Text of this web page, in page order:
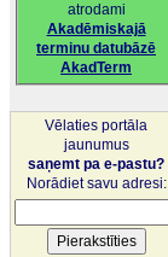
atrodami
Akadēmiskajā
terminu datubāzē
AkadTerm
Vēlaties portāla
jaunumus
saņemt pa e-pastu?
Norādiet savu adresi: